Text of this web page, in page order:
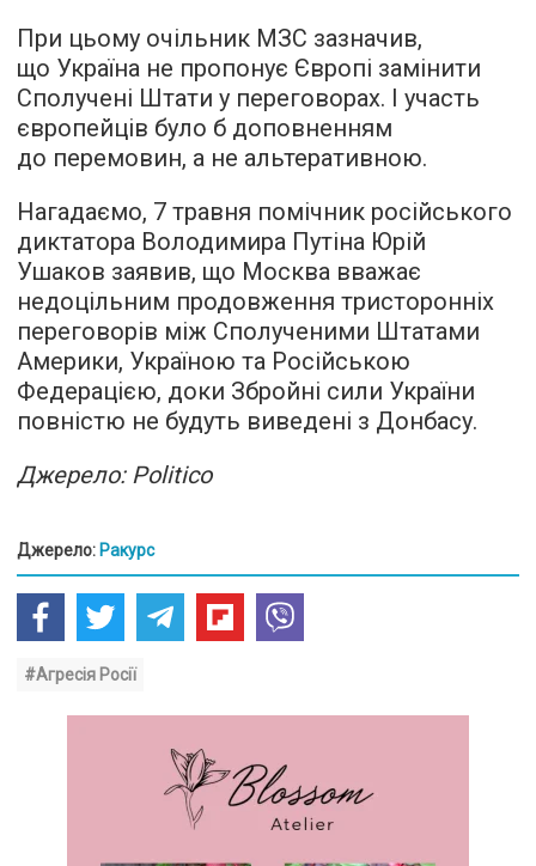
При цьому очільник МЗС зазначив,
що Україна не пропонує Європі замінити
Сполучені Штати у переговорах. І участь
європейців було б доповненням
до перемовин, а не альтеративною.
Нагадаємо, 7 травня помічник російського
диктатора Володимира Путіна Юрій
Ушаков заявив, що Москва вважає
недоцільним продовження тристоронніх
переговорів між Сполученими Штатами
Америки, Україною та Російською
Федерацією, доки Збройні сили України
повністю не будуть виведені з Донбасу.
Джерело: Politico
Джерело: Ракурс
#Агресія Росії